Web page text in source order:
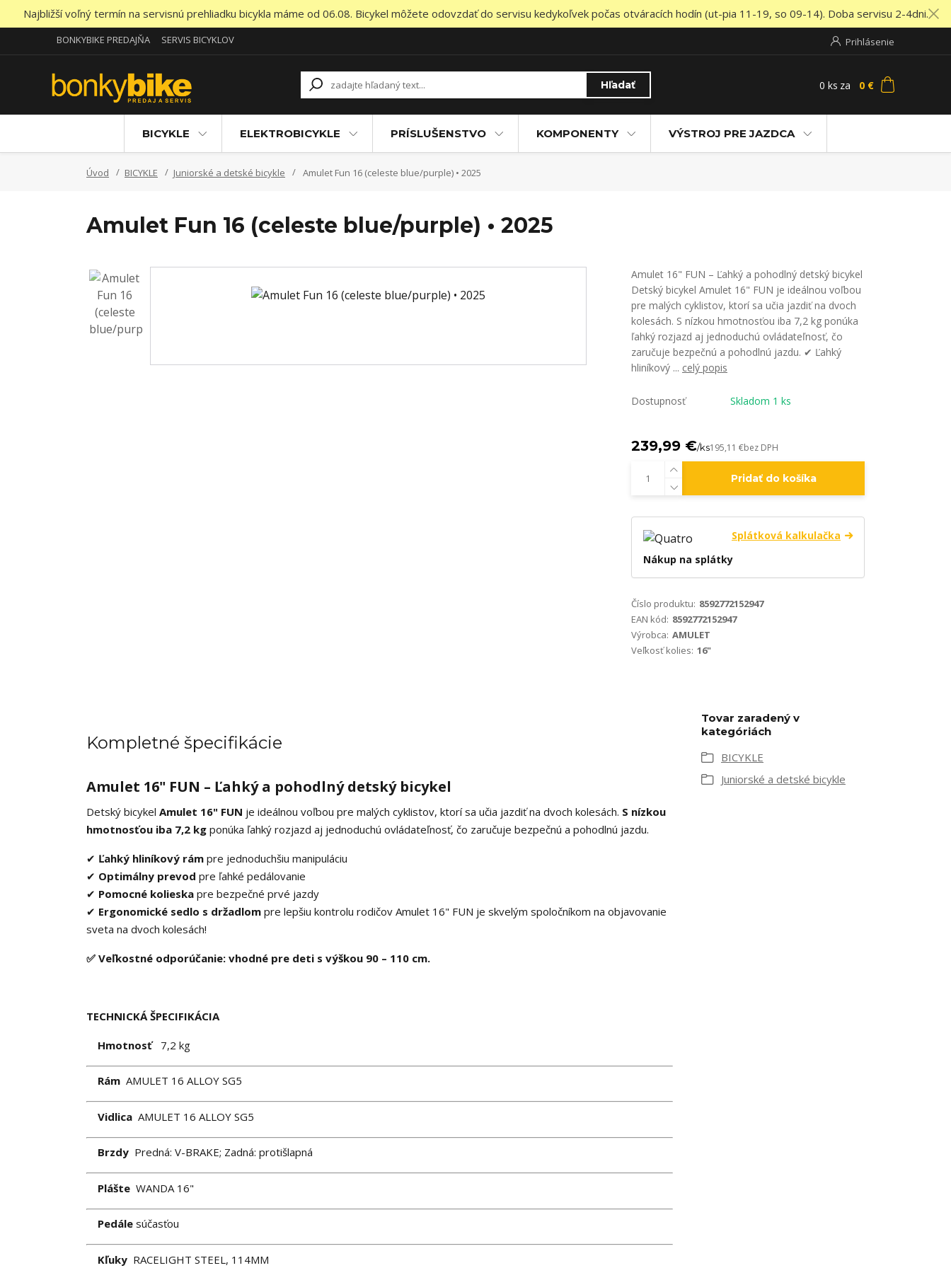
Najbližší voľný termín na servisnú prehliadku bicykla máme od 06.08. Bicykel môžete odovzdať do servisu kedykoľvek počas otváracích hodín (ut-pia 11-19, so 09-14). Doba servisu 2-4dni.
BONKYBIKE PREDAJŇA SERVIS BICYKLOV Prihlásenie
Hľadať 0 ks za 0 €
BICYKLE ELEKTROBICYKLE PRÍSLUŠENSTVO KOMPONENTY VÝSTROJ PRE JAZDCA
Úvod BICYKLE Juniorské a detské bicykle Amulet Fun 16 (celeste blue/purple) • 2025
Amulet Fun 16 (celeste blue/purple) • 2025
Amulet 16" FUN – Ľahký a pohodlný detský bicykel
Detský bicykel Amulet 16" FUN je ideálnou voľbou
pre malých cyklistov, ktorí sa učia jazdiť na dvoch
kolesách. S nízkou hmotnosťou iba 7,2 kg ponúka
ľahký rozjazd aj jednoduchú ovládateľnosť, čo
zaručuje bezpečnú a pohodlnú jazdu. ✔ Ľahký
hliníkový ... celý popis
Dostupnosť Skladom 1 ks
239,99 €/ks195,11 €bez DPH
Pridať do košíka
Splátková kalkulačka
Nákup na splátky
Číslo produktu: 8592772152947
EAN kód: 8592772152947
Výrobca: AMULET
Veľkosť kolies: 16"
Kompletné špecifikácie
Amulet 16" FUN – Ľahký a pohodlný detský bicykel
Detský bicykel Amulet 16" FUN je ideálnou voľbou pre malých cyklistov, ktorí sa učia jazdiť na dvoch kolesách. S nízkou
hmotnosťou iba 7,2 kg ponúka ľahký rozjazd aj jednoduchú ovládateľnosť, čo zaručuje bezpečnú a pohodlnú jazdu.
✔ Ľahký hliníkový rám pre jednoduchšiu manipuláciu
✔ Optimálny prevod pre ľahké pedálovanie
✔ Pomocné kolieska pre bezpečné prvé jazdy
✔ Ergonomické sedlo s držadlom pre lepšiu kontrolu rodičov Amulet 16" FUN je skvelým spoločníkom na objavovanie
sveta na dvoch kolesách!
✅ Veľkostné odporúčanie: vhodné pre deti s výškou 90 – 110 cm.
TECHNICKÁ ŠPECIFIKÁCIA
Hmotnosť 7,2 kg
Rám AMULET 16 ALLOY SG5
Vidlica AMULET 16 ALLOY SG5
Brzdy Predná: V-BRAKE; Zadná: protišlapná
Plášte WANDA 16"
Pedále súčasťou
Kľuky RACELIGHT STEEL, 114MM
Tovar zaradený v
kategóriách
BICYKLE
Juniorské a detské bicykle